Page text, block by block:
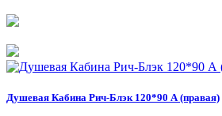
Душевая Кабина Рич-Блэк 120*90 А (правая)